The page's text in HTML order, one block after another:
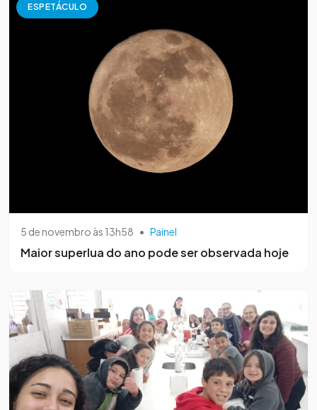
ESPETÁCULO
5 de novembro às 13h58 • Painel
Maior superlua do ano pode ser observada hoje